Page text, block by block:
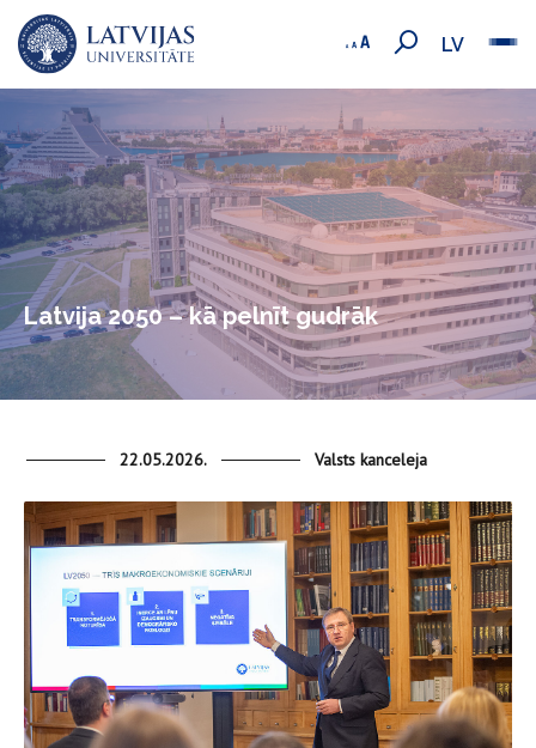
LV
Latvija 2050 – kā pelnīt gudrāk
22.05.2026. Valsts kanceleja